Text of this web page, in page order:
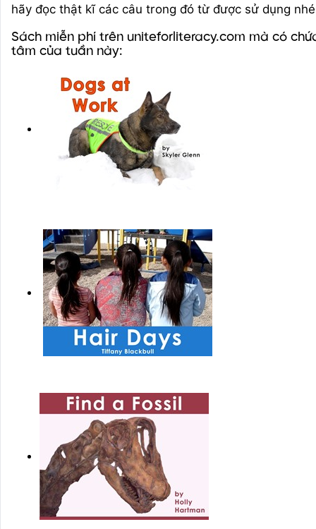
hãy đọc thật kĩ các câu trong đó từ được sử dụng
Sách miễn phí trên uniteforliteracy.com mà có
tâm của tuần này: